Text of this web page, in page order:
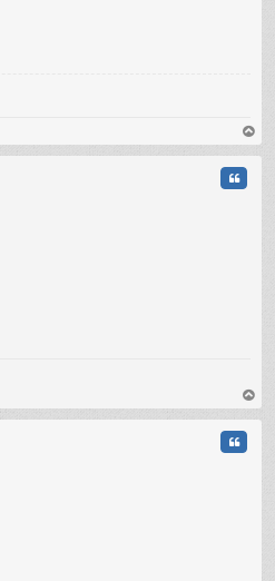
au
au